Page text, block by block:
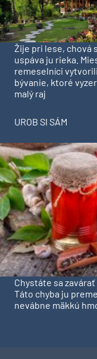
Žije pri lese, chová
uspáva ju rieka.
remeselníci vytvorili
bývanie, ktoré
malý raj
UROB SI SÁM
Chystáte sa
Táto chyba ju
nevábne mäkkú